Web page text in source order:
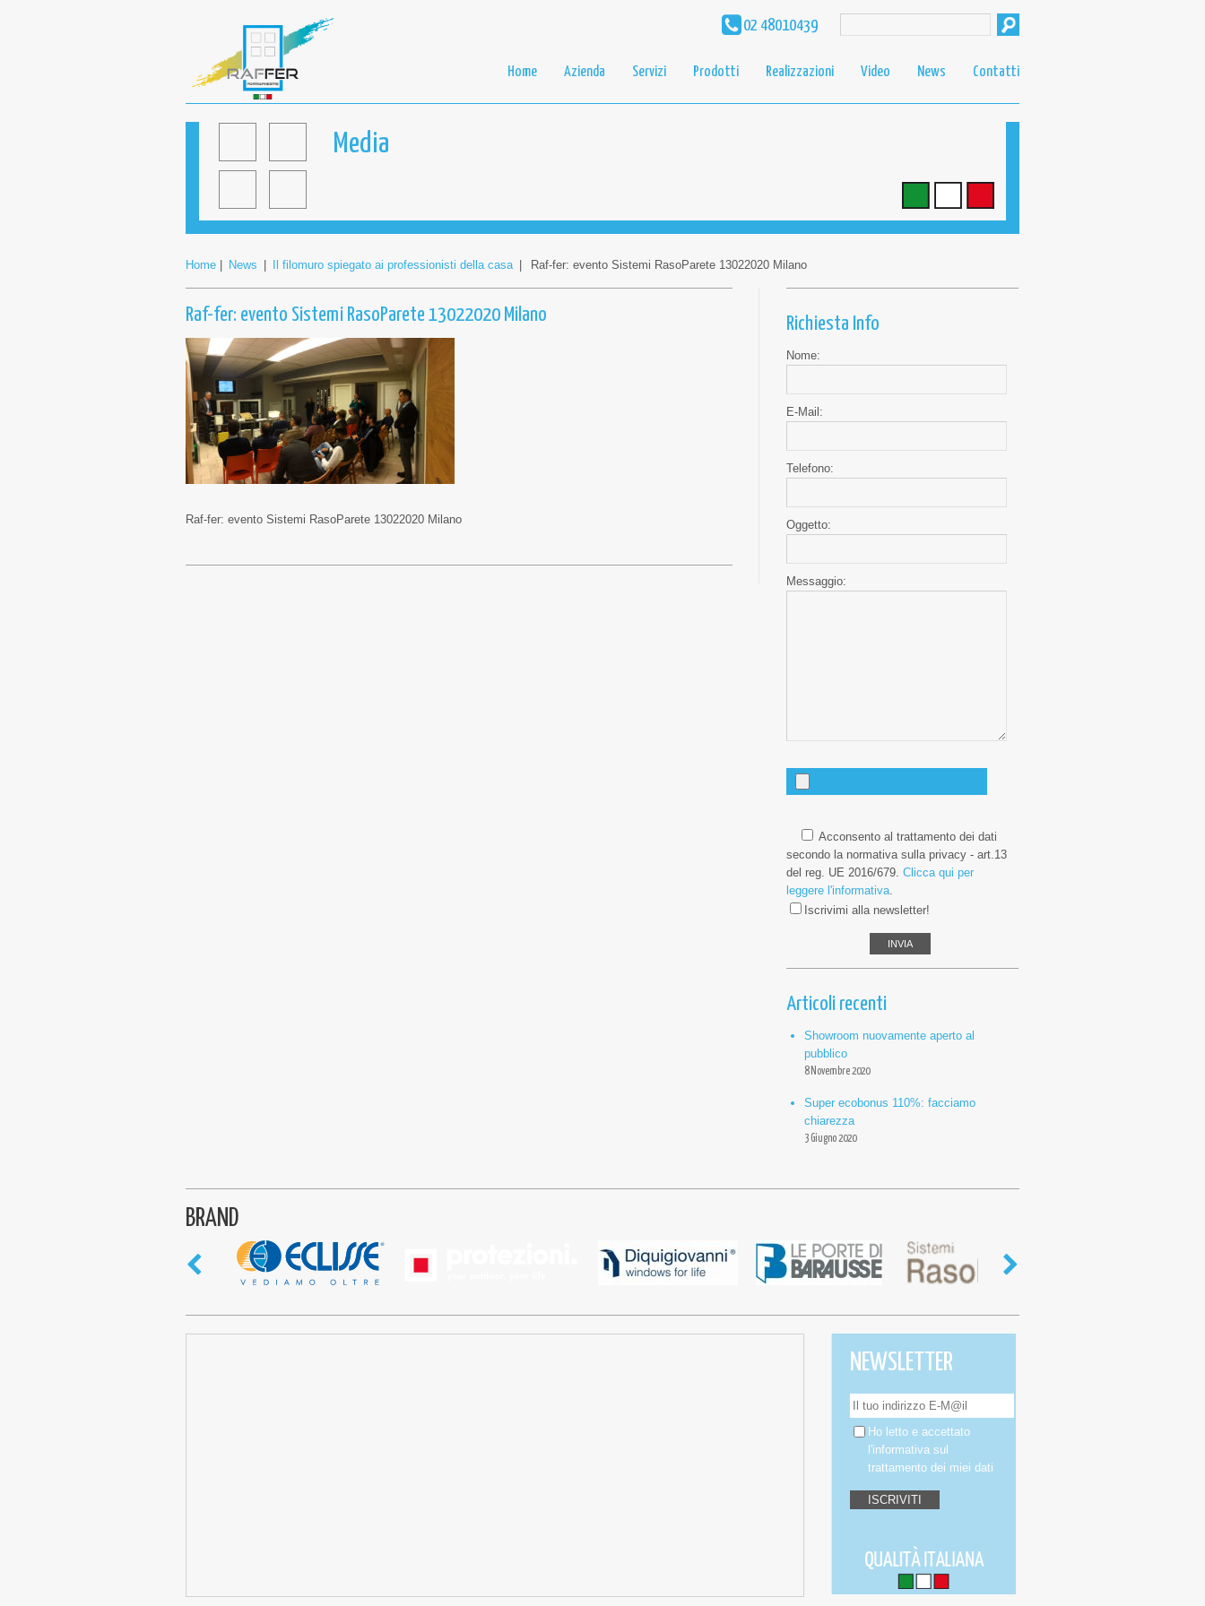
02 48010439
Home Azienda Servizi Prodotti Realizzazioni Video News Contatti
Media
Home News Il filomuro spiegato ai professionisti della casa Raf-fer: evento Sistemi RasoParete 13022020 Milano
Raf-fer: evento Sistemi RasoParete 13022020 Milano
Raf-fer: evento Sistemi RasoParete 13022020 Milano
Richiesta Info
Nome:
E-Mail:
Telefono:
Oggetto:
Messaggio:
Acconsento al trattamento dei dati
secondo la normativa sulla privacy - art.13
del reg. UE 2016/679. Clicca qui per
leggere l'informativa.
Iscrivimi alla newsletter!
Articoli recenti
Showroom nuovamente aperto al
pubblico
8 Novembre 2020
Super ecobonus 110%: facciamo
chiarezza
3 Giugno 2020
BRAND
NEWSLETTER
Ho letto e accettato
l'informativa sul
trattamento dei miei dati